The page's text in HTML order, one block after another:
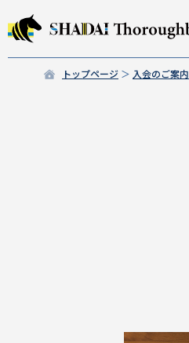
トップページ 入会のご案内